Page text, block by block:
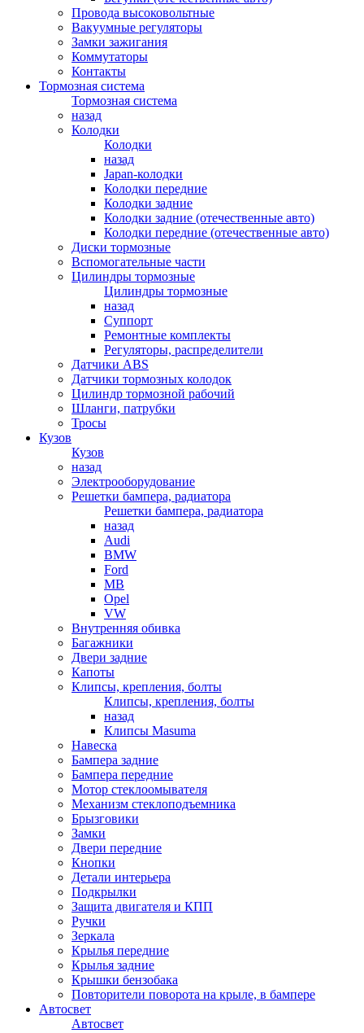
Провода высоковольтные
Вакуумные регуляторы
Замки зажигания
Коммутаторы
Контакты
Тормозная система
Тормозная система
назад
Колодки
Колодки
назад
Japan-колодки
Колодки передние
Колодки задние
Колодки задние (отечественные авто)
Колодки передние (отечественные авто)
Диски тормозные
Вспомогательные части
Цилиндры тормозные
Цилиндры тормозные
назад
Суппорт
Ремонтные комплекты
Регуляторы, распределители
Датчики ABS
Датчики тормозных колодок
Цилиндр тормозной рабочий
Шланги, патрубки
Тросы
Кузов
Кузов
назад
Электрооборудование
Решетки бампера, радиатора
Решетки бампера, радиатора
назад
Audi
BMW
Ford
MB
Opel
VW
Внутренняя обивка
Багажники
Двери задние
Капоты
Клипсы, крепления, болты
Клипсы, крепления, болты
назад
Клипсы Masuma
Навеска
Бампера задние
Бампера передние
Мотор стеклоомывателя
Механизм стеклоподъемника
Брызговики
Замки
Двери передние
Кнопки
Детали интерьера
Подкрылки
Защита двигателя и КПП
Ручки
Зеркала
Крылья передние
Крылья задние
Крышки бензобака
Повторители поворота на крыле, в бампере
Автосвет
Автосвет